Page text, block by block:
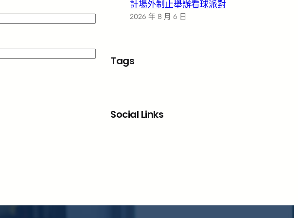
計場外制止舉辦看球派對
2026 年 8 月 6 日
Tags
Social Links